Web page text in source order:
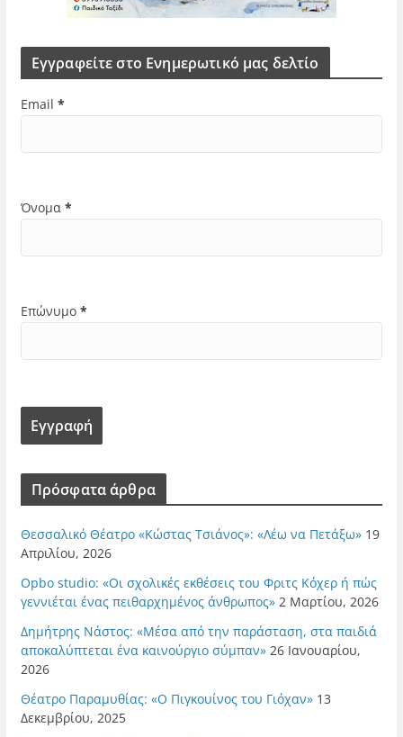
Εγγραφείτε στο Ενημερωτικό μας δελτίο
Email *
Όνομα *
Επώνυμο *
Πρόσφατα άρθρα
Θεσσαλικό Θέατρο «Κώστας Τσιάνος»: «Λέω να Πετάξω» 19
Απριλίου, 2026
Opbo studio: «Οι σχολικές εκθέσεις του Φριτς Κόχερ ή πώς
γεννιέται ένας πειθαρχημένος άνθρωπος» 2 Μαρτίου, 2026
Δημήτρης Νάστος: «Μέσα από την παράσταση, στα παιδιά
αποκαλύπτεται ένα καινούργιο σύμπαν» 26 Ιανουαρίου,
2026
Θέατρο Παραμυθίας: «Ο Πιγκουίνος του Γιόχαν» 13
Δεκεμβρίου, 2025